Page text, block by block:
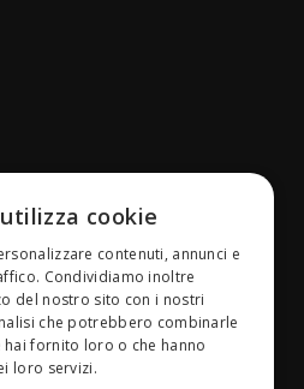
cookie
contenuti, annunci e
Condividiamo inoltre
del nostro sito con i nostri
che potrebbero combinarle
fornito loro o che hanno
loro servizi.